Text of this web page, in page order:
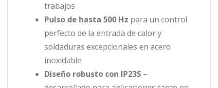
trabajos
Pulso de hasta 500 Hz para un control
perfecto de la entrada de calor y
soldaduras excepcionales en acero
inoxidable
Diseño robusto con IP23S –